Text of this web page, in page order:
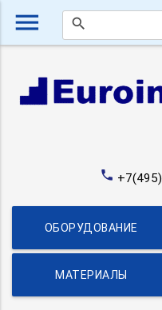
menu search
phone +7(495)
ОБОРУДОВАНИЕ
МАТЕРИАЛЫ